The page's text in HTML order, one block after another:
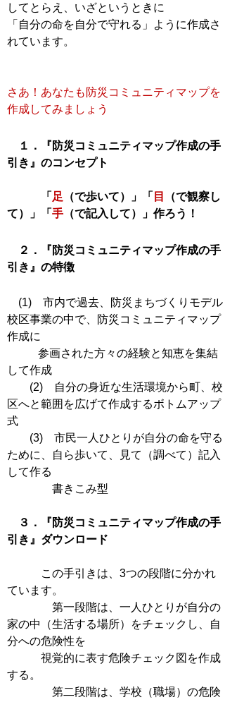
してとらえ、いざというときに
「自分の命を自分で守れる」ように作成さ
れています。
さあ！あなたも防災コミュニティマップを
作成してみましょう
１．『 防災 コミュニティマップ作成の手
引き』のコンセプト
「 足 （で歩いて）」「 目
（で観察し
て）」「 手 （で記入して）」作ろう！
２．『防災コミュニティマップ作成の手
引き』の特徴
(1) 市内で過去、防災まちづくりモデル
校区事業の中で、防災コミュニティマップ
作成に
参画された方々の経験と知恵を集結
して作成
(2) 自分の身近な生活環境から町、校
区へと範囲を広げて作成するボトムアップ
式
(3) 市民一人ひとりが自分の命を守る
ために、自ら歩いて、見て（調べて）記入
して作る
書きこみ型
３．『防災コミュニティマップ作成の手
引き』ダウンロード
この手引きは、3つの段階に分かれ
ています。
第一段階は、一人ひとりが自分の
家の中（生活する場所）をチェックし、自
分への危険性を
視覚的に表す危険チェック図を作成
する。
第二段階は、学校（職場）の危険